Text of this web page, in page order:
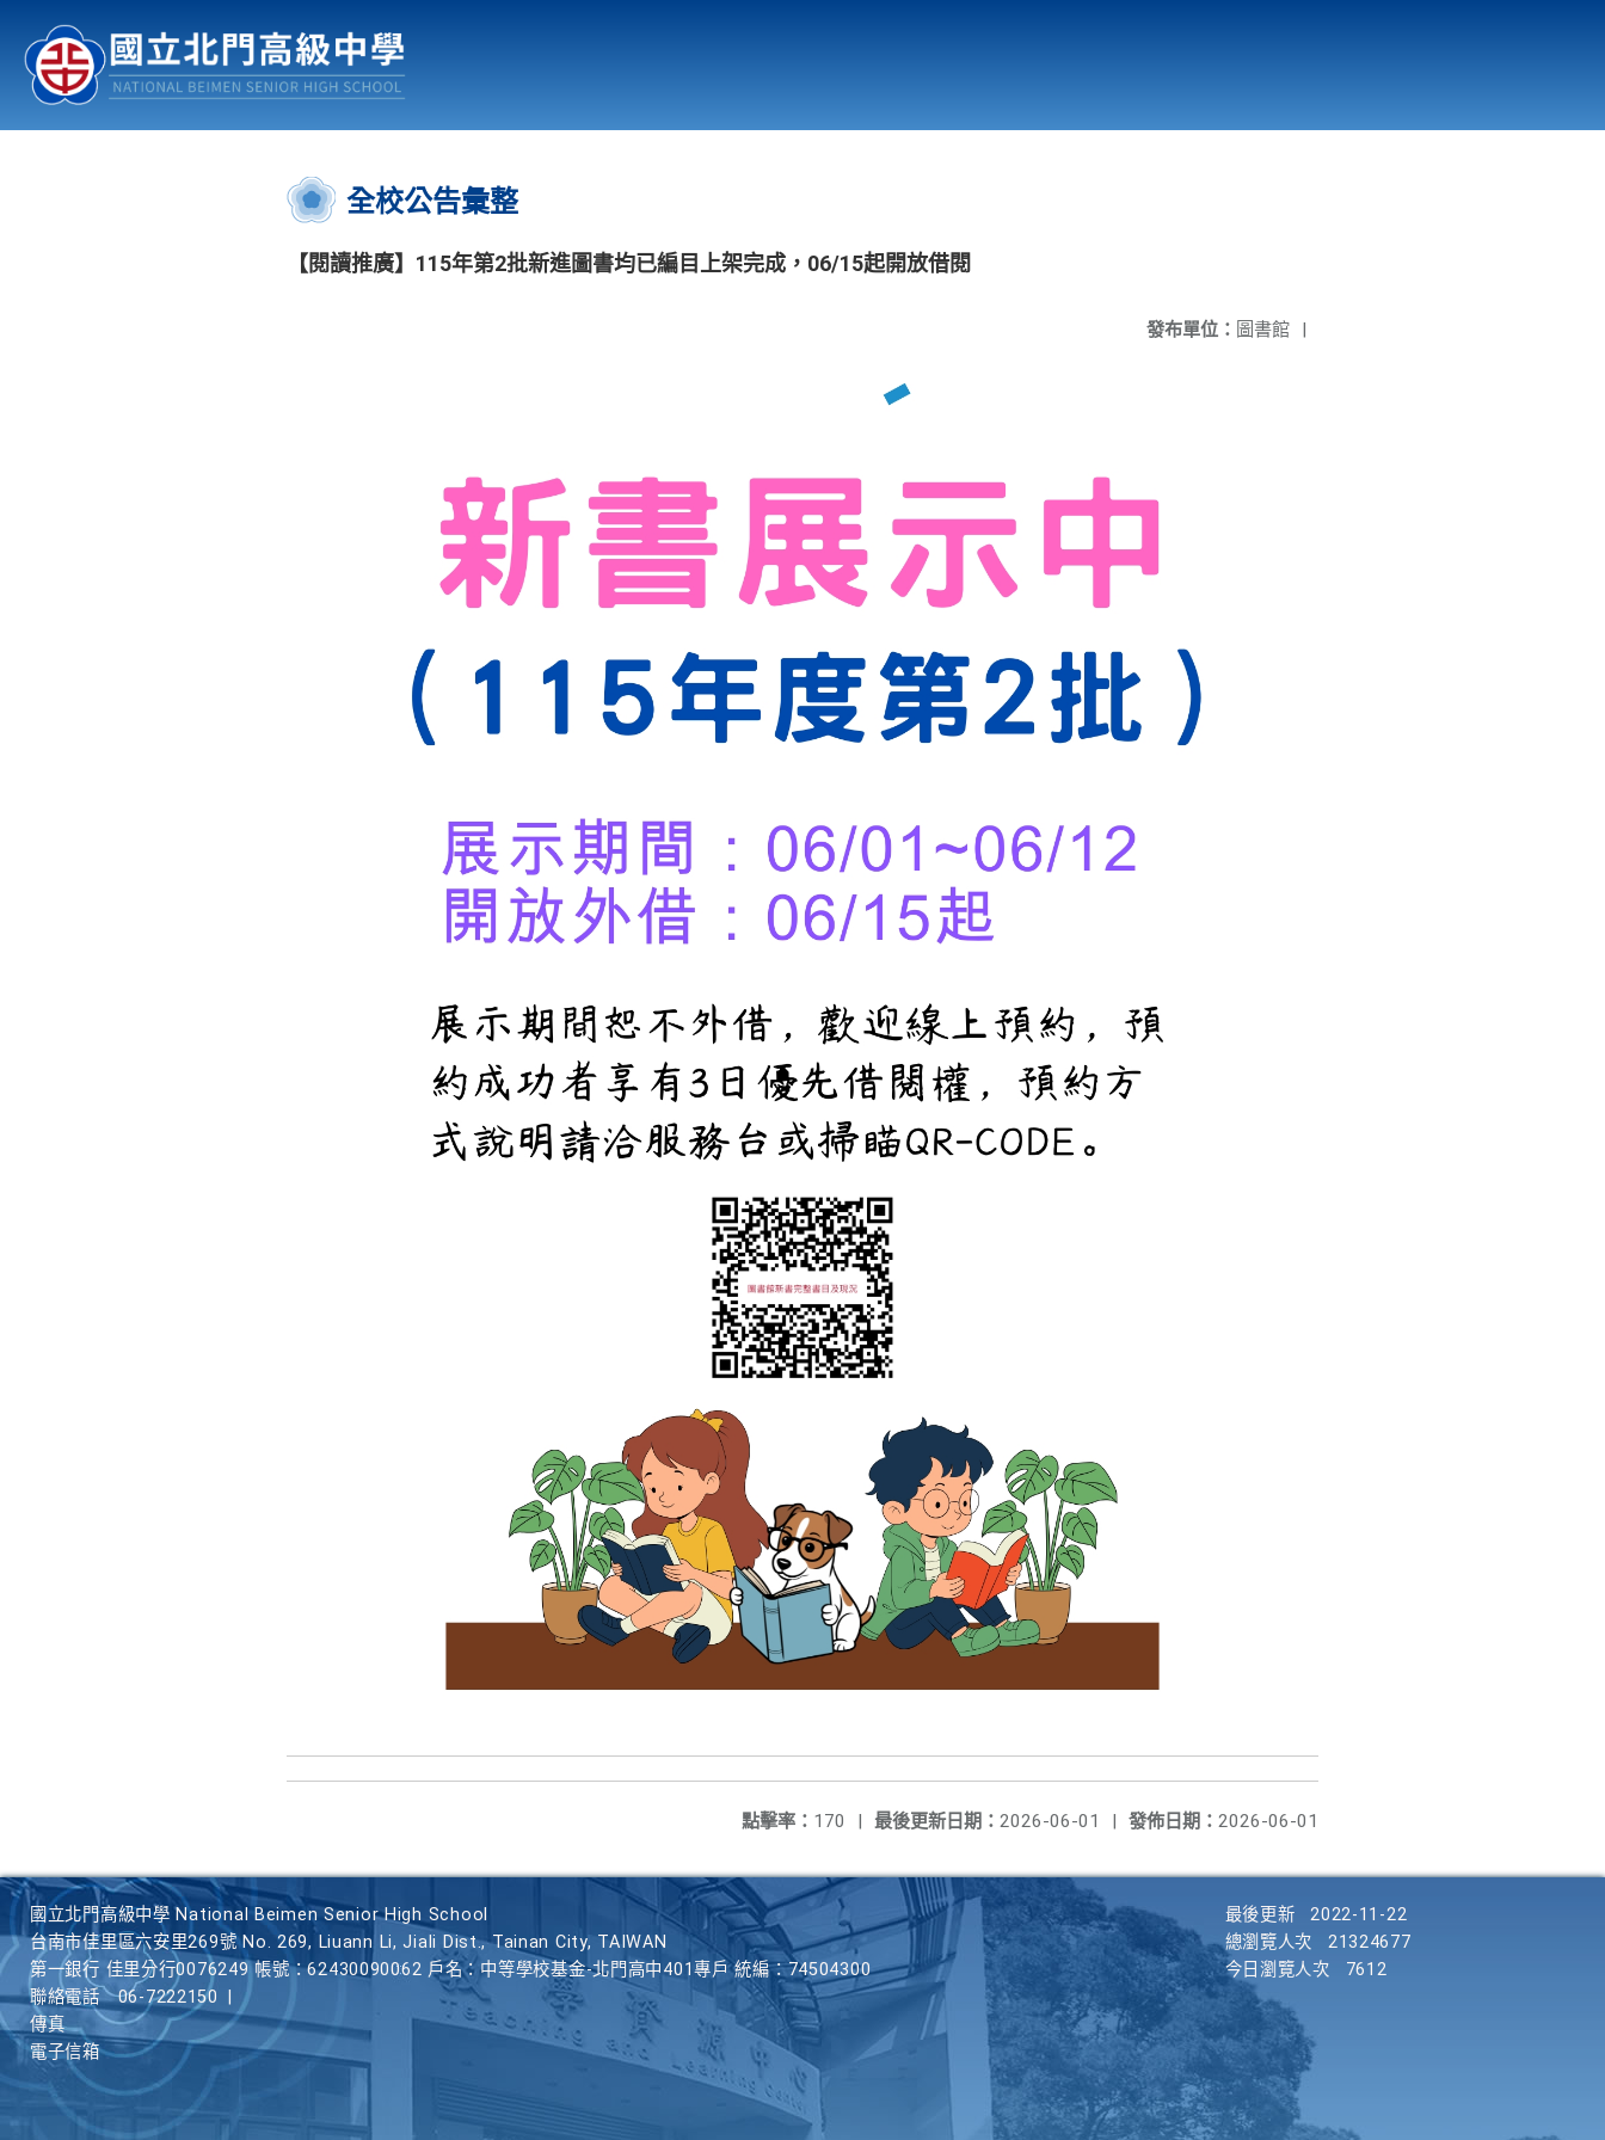
認識北中 行事曆
:::
全校公告彙整
【閱讀推廣】115年第2批新進圖書均已編目上架完成，06/15起開放借閱
發布單位： 圖書館 |
發佈日期： 2026-06-01
最後更新日期： 2026-06-01 |
點擊率： 170 |
國立北門高級中學 National Beimen Senior High School
台南市佳里區六安里269號 No. 269, Liuann Li, Jiali Dist., Tainan City, TAIWAN
第一銀行 佳里分行0076249 帳號：62430090062 戶名：中等學校基金-北門高中401專戶 統編：74504300
聯絡電話
06-7222150
傳真
電子信箱
最後更新
2022-11-22
總瀏覽人次
21324677
今日瀏覽人次
7612